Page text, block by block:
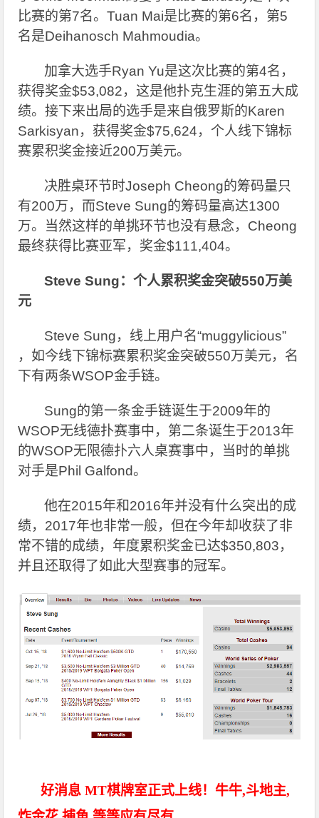
比赛的第7名。Tuan Mai是比赛的第6名，第5
名是Deihanosch Mahmoudia。
加拿大选手Ryan Yu是这次比赛的第4名，
获得奖金$53,082，这是他扑克生涯的第五大成
绩。接下来出局的选手是来自俄罗斯的Karen
Sarkisyan，获得奖金$75,624，个人线下锦标
赛累积奖金接近200万美元。
决胜桌环节时Joseph Cheong的筹码量只
有200万，而Steve Sung的筹码量高达1300
万。当然这样的单挑环节也没有悬念，Cheong
最终获得比赛亚军，奖金$111,404。
Steve Sung：个人累积奖金突破550万美
元
Steve Sung，线上用户名“muggylicious”
，如今线下锦标赛累积奖金突破550万美元，名
下有两条WSOP金手链。
Sung的第一条金手链诞生于2009年的
WSOP无线德扑赛事中，第二条诞生于2013年
的WSOP无限德扑六人桌赛事中，当时的单挑
对手是Phil Galfond。
他在2015年和2016年并没有什么突出的成
绩，2017年也非常一般，但在今年却收获了非
常不错的成绩，年度累积奖金已达$350,803，
并且还取得了如此大型赛事的冠军。
好消息 MT棋牌室正式上线！牛牛,斗地主,